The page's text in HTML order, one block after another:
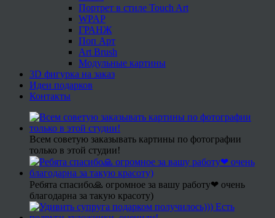
Портрет в стиле Touch Art
WPAP
ГРАНЖ
Поп Арт
Art Brush
Модульные картины
3D фигурка на заказ
Идеи подарков
Контакты
Всем советую заказывать картины по фотографии
только в этой студии!
Ребята спасибо🙏 огромное за вашу работу❤ очень
благодарна за такую красоту)